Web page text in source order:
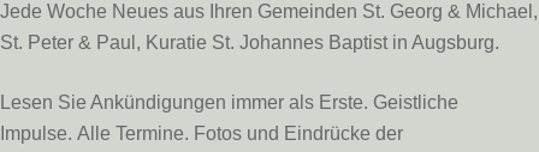
Jede Woche Neues aus Ihren Gemeinden St. Georg & Michael,
St. Peter & Paul, Kuratie St. Johannes Baptist in Augsburg.
Lesen Sie Ankündigungen immer als Erste. Geistliche
Impulse. Alle Termine. Fotos und Eindrücke der